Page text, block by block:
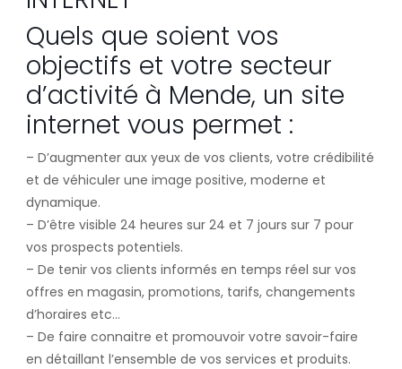
Quels que soient vos
objectifs et votre secteur
d’activité à Mende, un site
internet vous permet :
– D’augmenter aux yeux de vos clients, votre crédibilité
et de véhiculer une image positive, moderne et
dynamique.
– D’être visible 24 heures sur 24 et 7 jours sur 7 pour
vos prospects potentiels.
– De tenir vos clients informés en temps réel sur vos
offres en magasin, promotions, tarifs, changements
d’horaires etc…
– De faire connaitre et promouvoir votre savoir-faire
en détaillant l’ensemble de vos services et produits.